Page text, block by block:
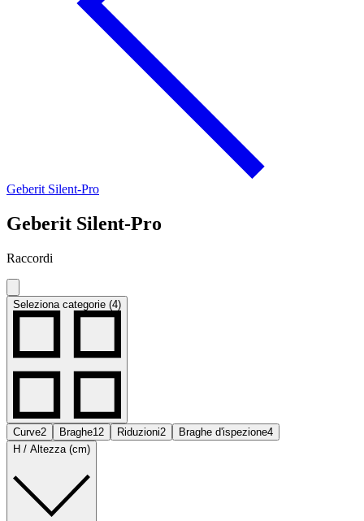
Geberit Silent-Pro
Geberit Silent-Pro
Raccordi
Seleziona categorie (4)
Curve2 Braghe12 Riduzioni2 Braghe d'ispezione4
H / Altezza (cm)